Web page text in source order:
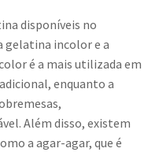
disponíveis no
gelatina incolor e a
é a mais utilizada em
enquanto a
Além disso, existem
a agar-agar, que é